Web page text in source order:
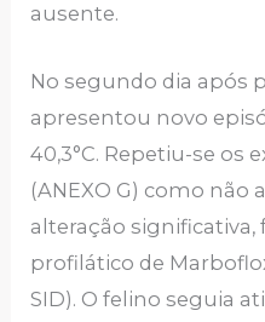
ausente.
No segundo dia após
apresentou novo
40,3°C. Repetiu-se os
(ANEXO G) como
alteração
profilático de
SID). O felino seguia